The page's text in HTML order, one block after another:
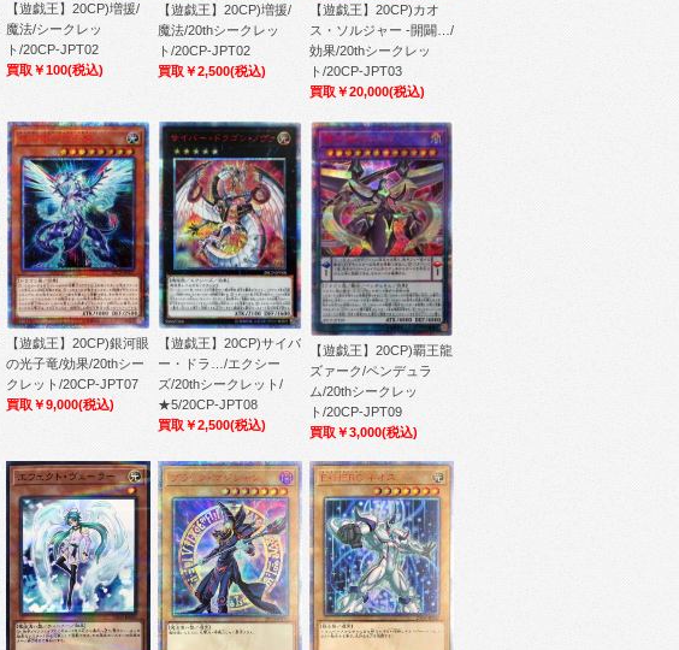
【遊戯王】20CP)増援/
魔法/シークレッ
ト/20CP-JPT02
買取￥100(税込)
【遊戯王】20CP)増援/
魔法/20thシークレッ
ト/20CP-JPT02
買取￥2,500(税込)
【遊戯王】20CP)カオ
ス・ソルジャー -開闢…/
効果/20thシークレッ
ト/20CP-JPT03
買取￥20,000(税込)
【遊戯王】20CP)銀河眼
の光子竜/効果/20thシー
クレット/20CP-JPT07
買取￥9,000(税込)
【遊戯王】20CP)サイバ
ー・ドラ…/エクシー
ズ/20thシークレット/
★5/20CP-JPT08
買取￥2,500(税込)
【遊戯王】20CP)覇王龍
ズァーク/ペンデュラ
ム/20thシークレッ
ト/20CP-JPT09
買取￥3,000(税込)